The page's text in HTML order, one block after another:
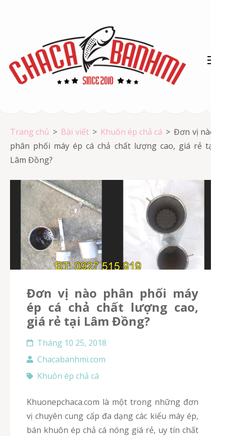
nội
dung
Trang chủ > Bài viết > Khuôn ép chả cá > Đơn vị nào
phân phối máy ép cá chả chất lượng cao, giá rẻ tại
Lâm Đồng?
Đơn vị nào phân phối máy
ép cá chả chất lượng cao,
giá rẻ tại Lâm Đồng?
Tháng 10 25, 2018
Chacabanhmi.com
Khuôn ép chả cá
Khuonepchaca.com là một trong những đơn
vị chuyên cung cấp đa dạng các kiểu máy ép,
bán khuôn ép chả cá nóng giá rẻ, uy tín chất